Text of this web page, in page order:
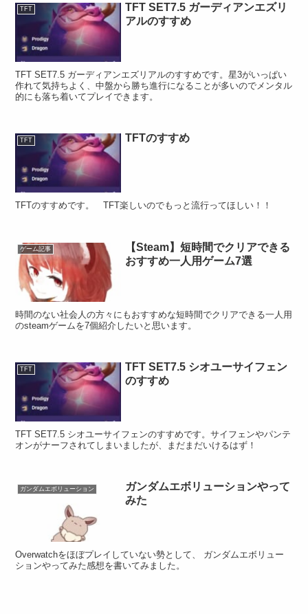
TFT
TFT SET7.5 ガーディアンエズリ
アルのすすめ
TFT SET7.5 ガーディアンエズリアルのすすめです。星3がいっぱい
作れて気持ちよく、中盤から勝ち進行になることが多いのでメンタル
的にも落ち着いてプレイできます。
TFT TFTのすすめ
TFTのすすめです。 TFT楽しいのでもっと流行ってほしい！！
ゲーム記事
【Steam】短時間でクリアできる
おすすめ一人用ゲーム7選
時間のない社会人の方々にもおすすめな短時間でクリアできる一人用
のsteamゲームを7個紹介したいと思います。
TFT
TFT SET7.5 シオユーサイフェン
のすすめ
TFT SET7.5 シオユーサイフェンのすすめです。サイフェンやパンテ
オンがナーフされてしまいましたが、まだまだいけるはず！
ガンダムエボリューション
ガンダムエボリューションやって
みた
Overwatchをほぼプレイしていない勢として、 ガンダムエボリュー
ションやってみた感想を書いてみました。